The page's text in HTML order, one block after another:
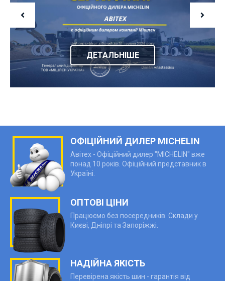
ДЕТАЛЬНІШЕ
ОФІЦІЙНИЙ ДИЛЕР MICHELIN
Авітех - Офіційний дилер "MICHELIN" вже
понад 10 років. Офіційний представник в
Україні.
ОПТОВІ ЦІНИ
Працюємо без посередників. Склади у
Києві, Дніпрі та Запоріжжі.
НАДІЙНА ЯКІСТЬ
Перевірена якість шин - гарантія від